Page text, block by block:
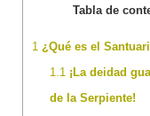
Tabla de
1¿Qué es el
1.1¡La deidad
de la Serpiente!